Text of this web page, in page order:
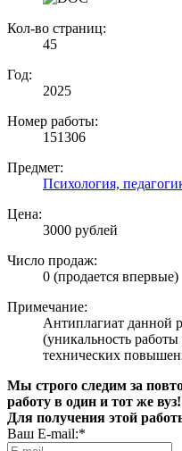
Кол-во страниц:
45
Год:
2025
Номер работы:
151306
Предмет:
Психология,
Цена:
3000 рублей
Число продаж:
0 (продается впервые)
Примечание:
Антиплагиат данной
(уникальность работы
технических
Мы строго следим за
работу в один и тот же вуз!
Для получения этой
Ваш E-mail:*